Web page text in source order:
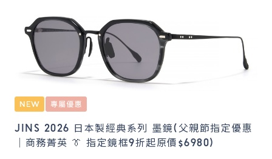
JINS 2026 日本製經典系列 墨鏡(父親節指定優惠
｜商務菁英 👔 指定鏡框9折起原價$6980)